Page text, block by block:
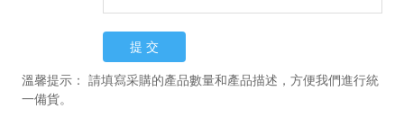
溫馨提示： 請填寫采購的產品數量和產品描述，方便我們進行統
一備貨。